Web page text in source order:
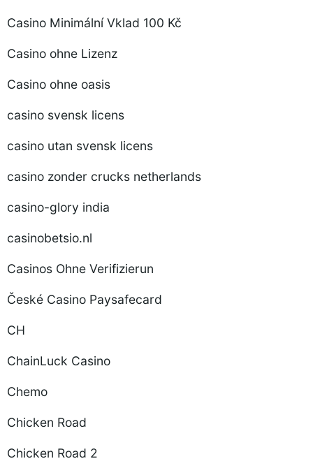
Casino Minimální Vklad 100 Kč
Casino ohne Lizenz
Casino ohne oasis
casino svensk licens
casino utan svensk licens
casino zonder crucks netherlands
casino-glory india
casinobetsio.nl
Casinos Ohne Verifizierun
České Casino Paysafecard
CH
ChainLuck Casino
Chemo
Chicken Road
Chicken Road 2